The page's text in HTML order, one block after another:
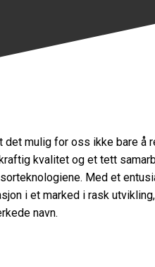
det mulig for oss ikke bare å
kvalitet og et tett
Med et
i et marked i rask
navn.